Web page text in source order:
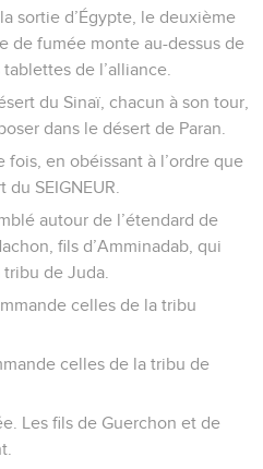
sortie d’Égypte, le deuxième
de fumée monte au-dessus de
de l’alliance.
du Sinaï, chacun à son tour,
dans le désert de Paran.
fois, en obéissant à l’ordre que
SEIGNEUR.
autour de l’étendard de
fils d’Amminadab, qui
de Juda.
celles de la tribu
celles de la tribu de
Les fils de Guerchon et de